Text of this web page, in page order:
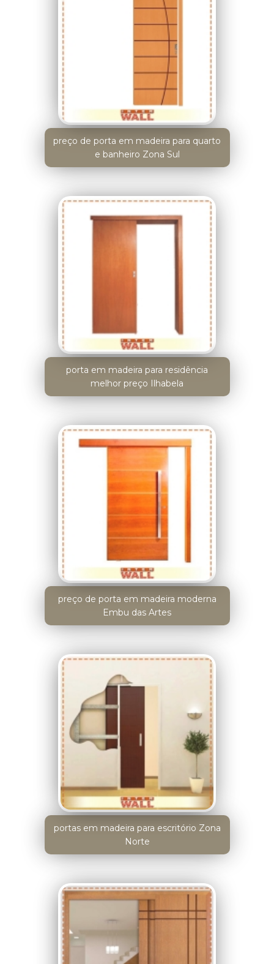
preço de porta em madeira para quarto
e banheiro Zona Sul
porta em madeira para residência
melhor preço Ilhabela
preço de porta em madeira moderna
Embu das Artes
portas em madeira para escritório Zona
Norte